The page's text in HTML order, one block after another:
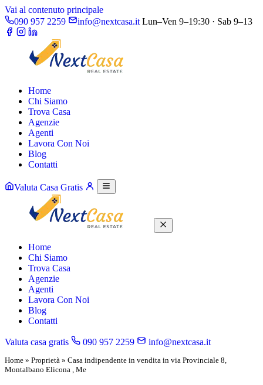
Vai al contenuto principale
090 957 2259
info@nextcasa.it Lun–Ven 9–19:30 · Sab 9–13
Home
Chi Siamo
Trova Casa
Agenzie
Agenti
Lavora Con Noi
Blog
Contatti
Valuta Casa Gratis
Home
Chi Siamo
Trova Casa
Agenzie
Agenti
Lavora Con Noi
Blog
Contatti
Valuta casa gratis 090 957 2259 info@nextcasa.it
Home » Proprietà » Casa indipendente in vendita in via Provinciale 8,
Montalbano Elicona , Me